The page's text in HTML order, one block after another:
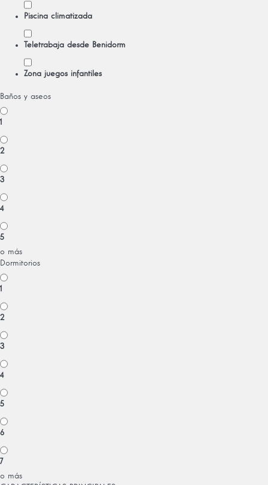
Piscina climatizada
Teletrabaja desde Benidorm
Zona juegos infantiles
Baños y aseos
1
2
3
4
5
o más
Dormitorios
1
2
3
4
5
6
7
o más